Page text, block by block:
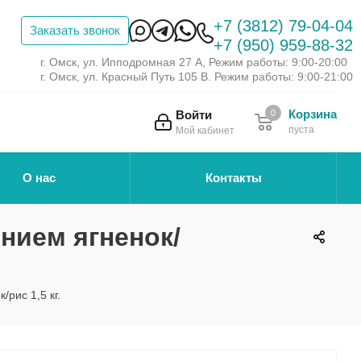
Заказать звонок
+7 (3812) 79-04-04
+7 (950) 959-88-32
г. Омск, ул. Ипподромная 27 А, Режим работы: 9:00-20:00
г. Омск, ул. Красный Путь 105 В. Режим работы: 9:00-21:00
Войти
Мой кабинет
Корзина
пуста
0
О нас Контакты
ягненок/
рис 1,5 кг.